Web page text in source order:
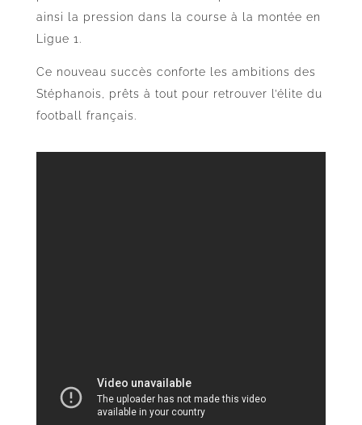
ainsi la pression dans la course à la montée en
Ligue 1.
Ce nouveau succès conforte les ambitions des
Stéphanois, prêts à tout pour retrouver l’élite du
football français.